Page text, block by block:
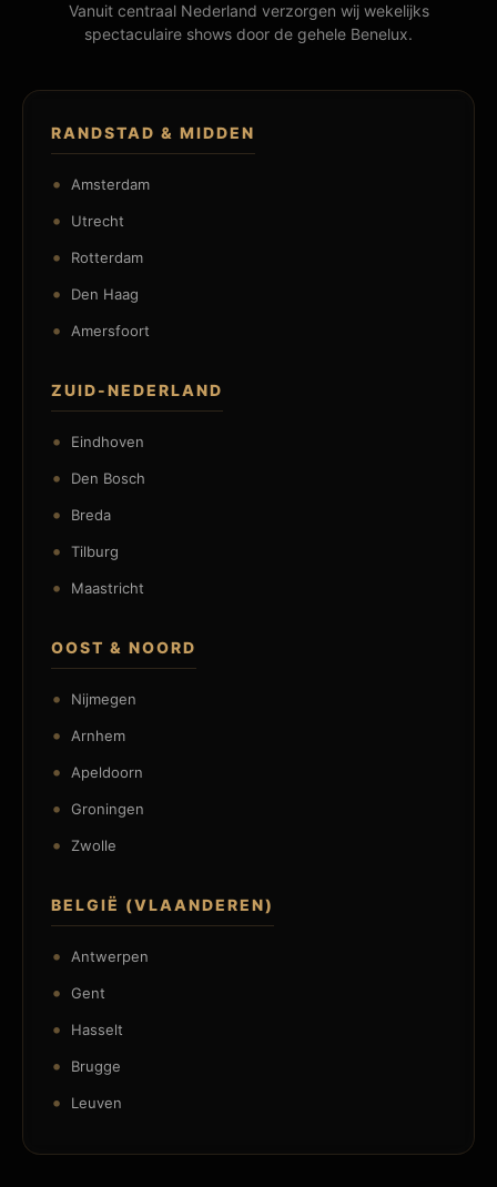
Vanuit centraal Nederland verzorgen wij wekelijks
spectaculaire shows door de gehele Benelux.
RANDSTAD & MIDDEN
Amsterdam
Utrecht
Rotterdam
Den Haag
Amersfoort
ZUID-NEDERLAND
Eindhoven
Den Bosch
Breda
Tilburg
Maastricht
OOST & NOORD
Nijmegen
Arnhem
Apeldoorn
Groningen
Zwolle
BELGIË (VLAANDEREN)
Antwerpen
Gent
Hasselt
Brugge
Leuven